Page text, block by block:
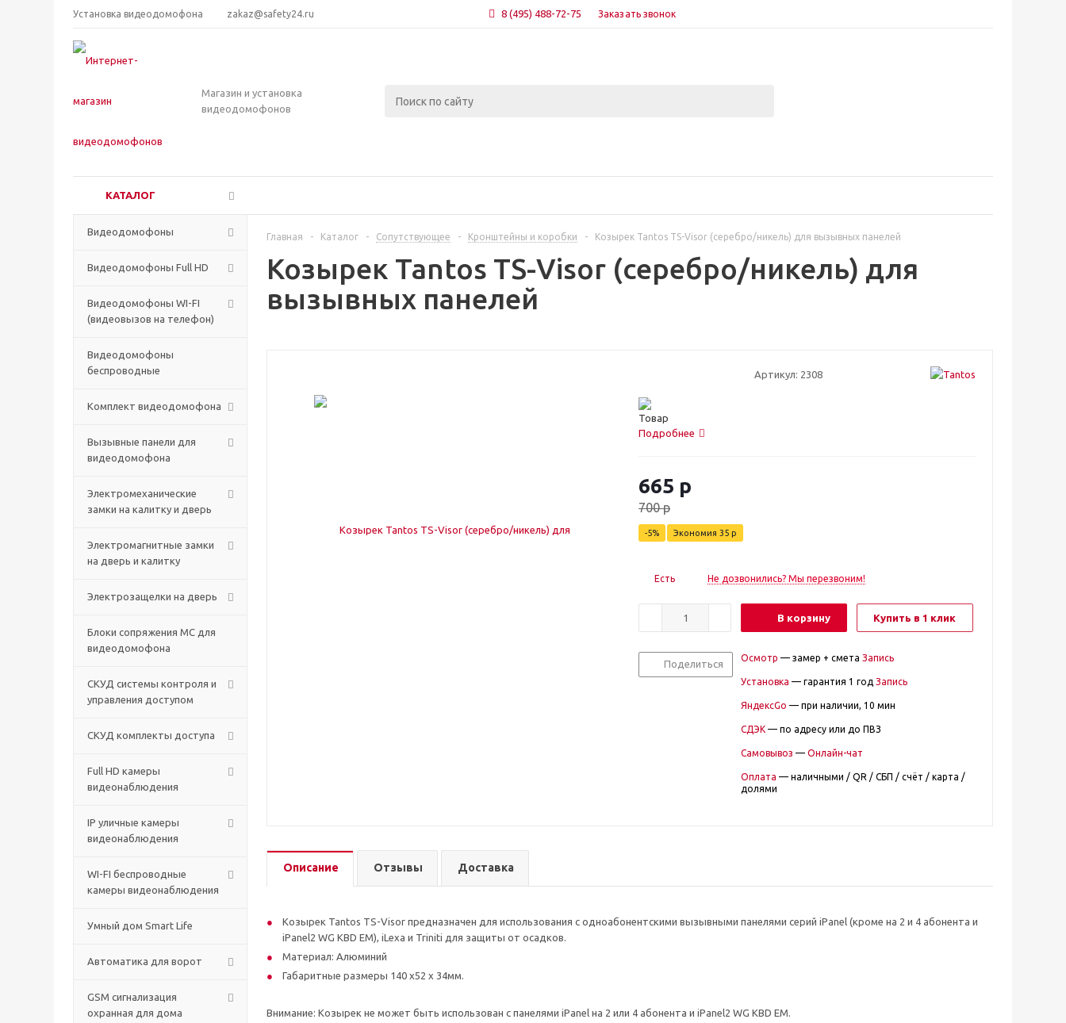
Установка видеодомофона zakaz@safety24.ru 8 (495) 488-72-75 Заказать звонок
Магазин и установка
видеодомофонов
КАТАЛОГ
Видеодомофоны
Видеодомофоны Full HD
Видеодомофоны WI-FI
(видеовызов на телефон)
Видеодомофоны
беспроводные
Комплект видеодомофона
Вызывные панели для
видеодомофона
Электромеханические
замки на калитку и дверь
Электромагнитные замки
на дверь и калитку
Электрозащелки на дверь
Блоки сопряжения МС для
видеодомофона
СКУД системы контроля и
управления доступом
СКУД комплекты доступа
Full HD камеры
видеонаблюдения
IP уличные камеры
видеонаблюдения
WI-FI беспроводные
камеры видеонаблюдения
Умный дом Smart Life
Автоматика для ворот
GSM сигнализация
охранная для дома
Главная - Каталог - Сопутствующее - Кронштейны и коробки - Козырек Tantos TS-Visor (серебро/никель) для вызывных панелей
Козырек Tantos TS-Visor (серебро/никель) для
вызывных панелей
Артикул: 2308
Подробнее
665 р
700р
-5% Экономия 35 р
Есть Не дозвонились? Мы перезвоним!
В корзину Купить в 1 клик
Поделиться
Осмотр — замер + смета Запись
Установка — гарантия 1 год Запись
ЯндексGo — при наличии, 10 мин
СДЭК — по адресу или до ПВЗ
Самовывоз — Онлайн-чат
Оплата — наличными / QR / СБП / счёт / карта /
долями
Описание Отзывы Доставка
Козырек Tantos TS-Visor предназначен для использования с одноабонентскими вызывными панелями серий iPanel (кроме на 2 и 4 абонента и
iPanel2 WG KBD EM), iLexa и Triniti для защиты от осадков.
Материал: Алюминий
Габаритные размеры 140 х52 х 34мм.
Внимание: Козырек не может быть использован с панелями iPanel на 2 или 4 абонента и iPanel2 WG KBD EM.